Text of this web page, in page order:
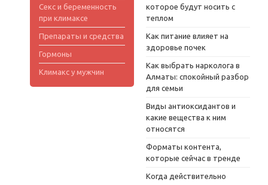
Секс и беременность
при климаксе
Препараты и средства
Гормоны
Климакс у мужчин
которое будут носить с
теплом
Как питание влияет на
здоровье почек
Как выбрать нарколога в
Алматы: спокойный разбор
для семьи
Виды антиоксидантов и
какие вещества к ним
относятся
Форматы контента,
которые сейчас в тренде
Когда действительно